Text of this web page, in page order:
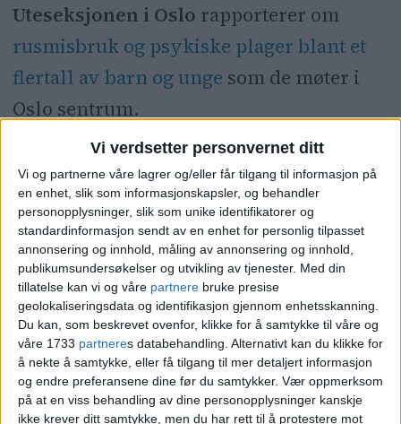
Vi verdsetter personvernet ditt
Vi og partnerne våre lagrer og/eller får tilgang til informasjon på
en enhet, slik som informasjonskapsler, og behandler
personopplysninger, slik som unike identifikatorer og
standardinformasjon sendt av en enhet for personlig tilpasset
annonsering og innhold, måling av annonsering og innhold,
publikumsundersøkelser og utvikling av tjenester. Med din
tillatelse kan vi og våre partnere bruke presise
geolokaliseringsdata og identifikasjon gjennom enhetsskanning.
Du kan, som beskrevet ovenfor, klikke for å samtykke til våre og
våre 1733 partneres databehandling. Alternativt kan du klikke for
å nekte å samtykke, eller få tilgang til mer detaljert informasjon
og endre preferansene dine før du samtykker. Vær oppmerksom
på at en viss behandling av dine personopplysninger kanskje
ikke krever ditt samtykke, men du har rett til å protestere mot
Uteseksjonen i Oslo rapporterer om
rusmisbruk og psykiske plager blant et
flertall av barn og unge som de møter i
Oslo sentrum.
Et voksende
helseproblem
Statistikk fra Folkehelseinstituttet viser at
nærmere halvparten av den norske
befolkningen vil få en psykisk lidelse i
løpet av livet. Dette er derfor en tematikk
vi må ta på alvor.